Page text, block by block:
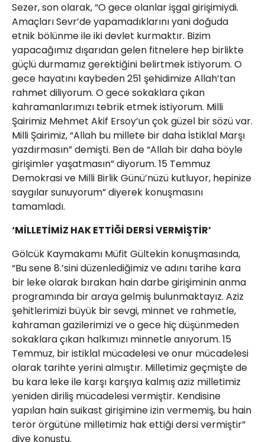
Sezer, son olarak, “O gece olanlar işgal girişimiydi.
Amaçları Sevr’de yapamadıklarını yani doğuda
etnik bölünme ile iki devlet kurmaktır. Bizim
yapacağımız dışarıdan gelen fitnelere hep birlikte
güçlü durmamız gerektiğini belirtmek istiyorum. O
gece hayatını kaybeden 251 şehidimize Allah’tan
rahmet diliyorum. O gece sokaklara çıkan
kahramanlarımızı tebrik etmek istiyorum. Milli
Şairimiz Mehmet Akif Ersoy’un çok güzel bir sözü var.
Milli Şairimiz, “Allah bu millete bir daha İstiklal Marşı
yazdırmasın” demişti. Ben de “Allah bir daha böyle
girişimler yaşatmasın” diyorum. 15 Temmuz
Demokrasi ve Milli Birlik Günü’nüzü kutluyor, hepinize
saygılar sunuyorum” diyerek konuşmasını
tamamladı.
‘MİLLETİMİZ HAK ETTİĞİ DERSİ VERMİŞTİR’
Gölcük Kaymakamı Müfit Gültekin konuşmasında,
“Bu sene 8.’sini düzenlediğimiz ve adını tarihe kara
bir leke olarak bırakan hain darbe girişiminin anma
programında bir araya gelmiş bulunmaktayız. Aziz
şehitlerimizi büyük bir sevgi, minnet ve rahmetle,
kahraman gazilerimizi ve o gece hiç düşünmeden
sokaklara çıkan halkımızı minnetle anıyorum. 15
Temmuz, bir istiklal mücadelesi ve onur mücadelesi
olarak tarihte yerini almıştır. Milletimiz geçmişte de
bu kara leke ile karşı karşıya kalmış aziz milletimiz
yeniden diriliş mücadelesi vermiştir. Kendisine
yapılan hain suikast girişimine izin vermemiş, bu hain
terör örgütüne milletimiz hak ettiği dersi vermiştir”
diye konuştu.